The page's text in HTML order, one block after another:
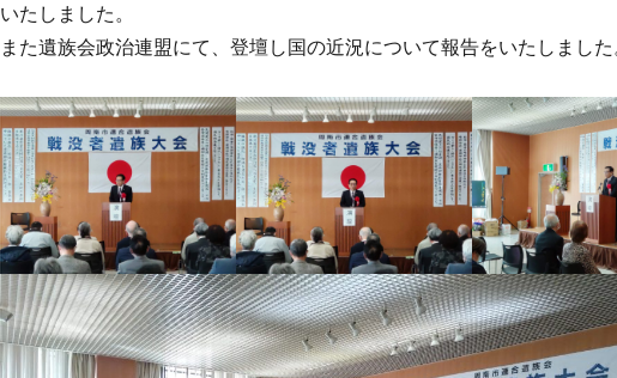
いたしました。
また遺族会政治連盟にて、登壇し国の近況について報告をいたしました